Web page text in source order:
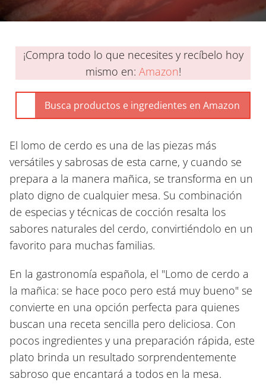
¡Compra todo lo que necesites y recíbelo hoy
mismo en: Amazon!
El lomo de cerdo es una de las piezas más
versátiles y sabrosas de esta carne, y cuando se
prepara a la manera mañica, se transforma en un
plato digno de cualquier mesa. Su combinación
de especias y técnicas de cocción resalta los
sabores naturales del cerdo, convirtiéndolo en un
favorito para muchas familias.
En la gastronomía española, el "Lomo de cerdo a
la mañica: se hace poco pero está muy bueno" se
convierte en una opción perfecta para quienes
buscan una receta sencilla pero deliciosa. Con
pocos ingredientes y una preparación rápida, este
plato brinda un resultado sorprendentemente
sabroso que encantará a todos en la mesa.